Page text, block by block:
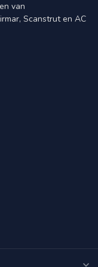
van
Scanstrut en AC